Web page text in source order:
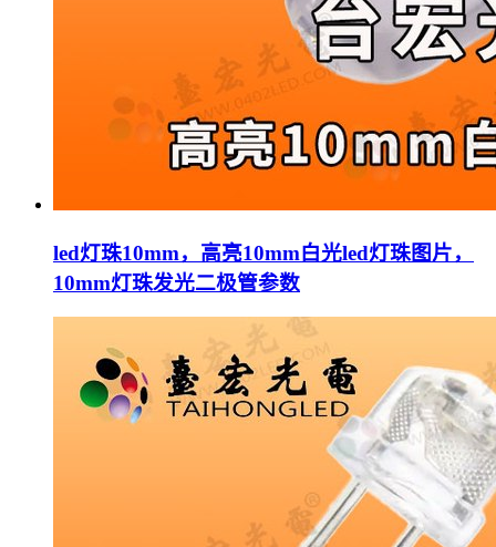
led灯珠10mm，高亮10mm白光led灯珠图片，
10mm灯珠发光二极管参数